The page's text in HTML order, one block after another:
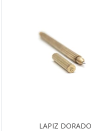
LAPIZ DORADO